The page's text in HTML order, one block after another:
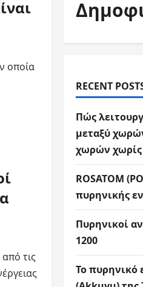
οποία
τις
RECENT
Πώς
μεταξύ
χωρών χωρίς
ROSATOM
πυρηνικής
Πυρηνικοί
1200
Το πυρηνικό